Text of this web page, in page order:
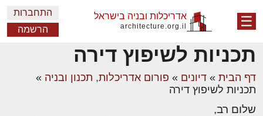
☰ אדריכלות ובניה בישראל
architecture.org.il
התחברות
הרשמה
תכניות לשיפוץ דירה
דף הבית » דיונים » פורום אדריכלות, תכנון ובניה »
תכניות לשיפוץ דירה
שלום רב,